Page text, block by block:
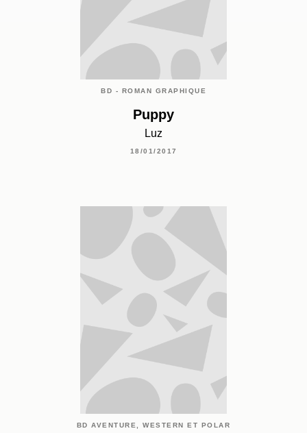
BD - ROMAN GRAPHIQUE
Puppy
Luz
18/01/2017
BD AVENTURE, WESTERN ET POLAR